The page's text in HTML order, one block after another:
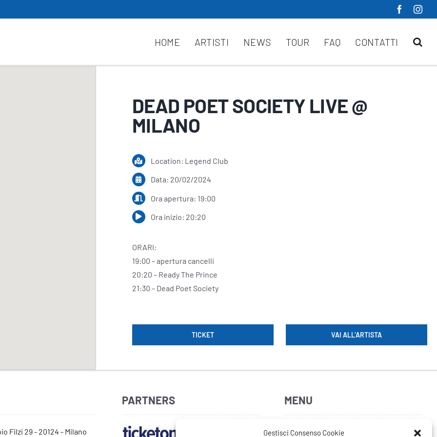
Gestisci Consenso Cookie
HOME ARTISTI NEWS TOUR FAQ CONTATTI
DEAD POET SOCIETY LIVE @
MILANO
Location: Legend Club
Data: 20/02/2024
Ora apertura: 19:00
Ora inizio: 20:20
ORARI:
19:00 – apertura cancelli
20:20 – Ready The Prince
21:30 – Dead Poet Society
TICKET VAI ALL’ARTISTA
Filzi 29 - 20124 - Milano
PARTNERS MENU